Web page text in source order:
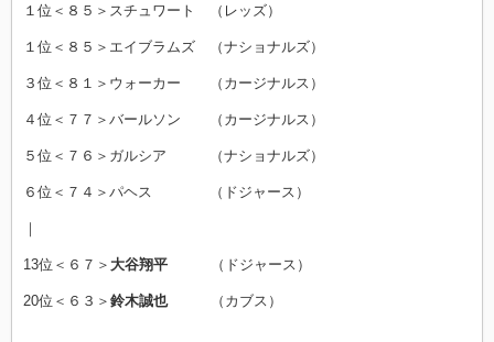
１位＜８５＞スチュワート （レッズ）
１位＜８５＞エイブラムズ （ナショナルズ）
３位＜８１＞ウォーカー （カージナルス）
４位＜７７＞バールソン （カージナルス）
５位＜７６＞ガルシア （ナショナルズ）
６位＜７４＞パヘス （ドジャース）
｜
13位＜６７＞ 大谷翔平 （ドジャース）
20位＜６３＞ 鈴木誠也（カブス）